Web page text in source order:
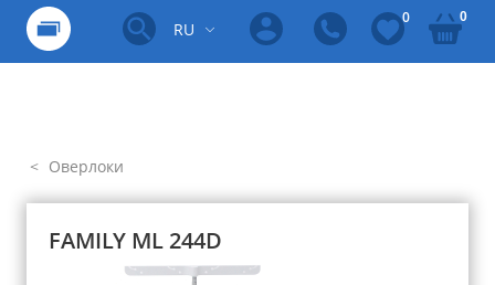
RU
0 0
Оверлоки
FAMILY ML 244D